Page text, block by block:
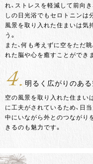
れ、ストレスを軽減して前向
しの日光浴でもセロトニンは
風景を取り入れた住まいは気
う。
また、何も考えずに空をただ
れた脳や心を癒すことができ
4. 明るく広がりのあ
空の風景を取り入れた住まい
に工夫がされているため、日
中にいながら外とのつながり
きるのも魅力です。